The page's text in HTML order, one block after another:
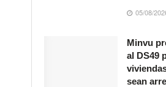
05/08/
Minvu
al DS49
sean